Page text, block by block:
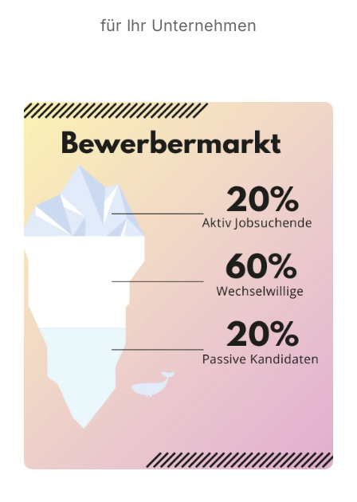
Maga­zin
für Ihr Unternehmen